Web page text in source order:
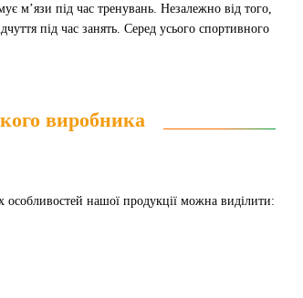
м’язи під час тренувань. Незалежно від того,
під час занять. Серед усього спортивного
виробника
особливостей нашої продукції можна виділити: